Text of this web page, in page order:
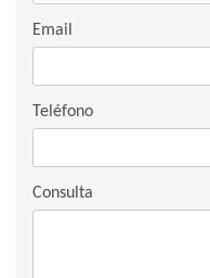
Email
Teléfono
Consulta